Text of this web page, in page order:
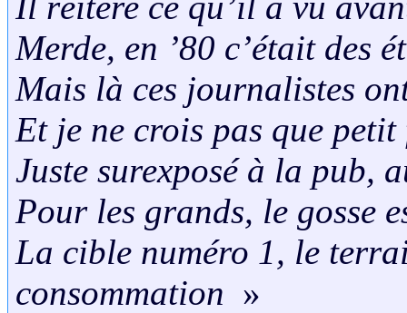
Merde, en ’80 c’était des
Mais là ces journalistes
Et je ne crois pas que
Juste surexposé à la pub,
Pour les grands, le gosse
La cible numéro 1, le
consommation »